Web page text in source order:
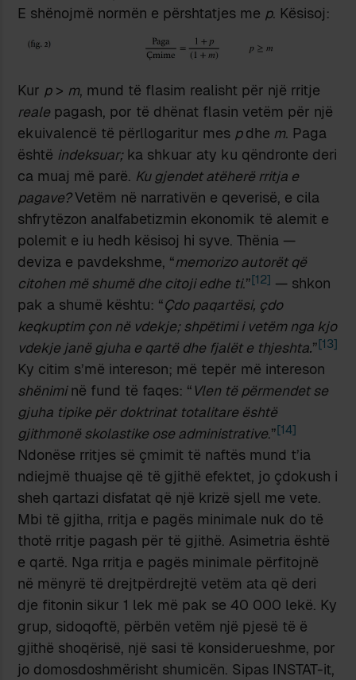
E shënojmë normën e përshtatjes me p. Kësisoj:
Kur p> m, mund të flasim realisht për një rritje
reale pagash, por të dhënat flasin vetëm për një
ekuivalencë të përllogaritur mes pdhe m. Paga
është indeksuar;ka shkuar aty ku qëndronte deri
ca muaj më parë. Ku gjendet atëherë rritja e
pagave?Vetëm në narrativën e qeverisë, e cila
shfrytëzon analfabetizmin ekonomik të alemit e
polemit e iu hedh kësisoj hi syve. Thënia —
deviza e pavdekshme, “memorizo autorët që
citohen më shumë dhe citoji edhe ti.”[12] — shkon
pak a shumë kështu: “Çdo paqartësi, çdo
keqkuptim çon në vdekje; shpëtimi i vetëm nga kjo
vdekje janë gjuha e qartë dhe fjalët e thjeshta.”[13]
Ky citim s’më intereson; më tepër më intereson
shëniminë fund të faqes: “Vlen të përmendet se
gjuha tipike për doktrinat totalitare është
gjithmonë skolastike ose administrative.”[14]
Ndonëse rritjes së çmimit të naftës mund t’ia
ndiejmë thuajse që të gjithë efektet, jo çdokush i
sheh qartazi disfatat që një krizë sjell me vete.
Mbi të gjitha, rritja e pagës minimale nuk do të
thotë rritje pagash për të gjithë. Asimetria është
e qartë. Nga rritja e pagës minimale përfitojnë
në mënyrë të drejtpërdrejtë vetëm ata që deri
dje fitonin sikur 1 lek më pak se 40 000 lekë. Ky
grup, sidoqoftë, përbën vetëm një pjesë të ë
gjithë shoqërisë, një sasi të konsiderueshme, por
jo domosdoshmërisht shumicën. Sipas INSTAT-it,